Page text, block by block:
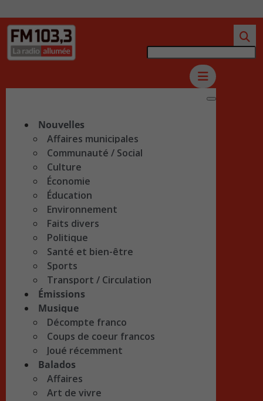
Nouvelles
Affaires municipales
Communauté / Social
Culture
Économie
Éducation
Environnement
Faits divers
Politique
Santé et bien-être
Sports
Transport / Circulation
Émissions
Musique
Décompte franco
Coups de coeur francos
Joué récemment
Balados
Affaires
Art de vivre